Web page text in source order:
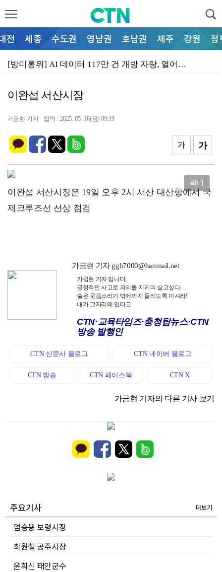
전 세종 수도권 영남권 호남권 제주 강원 정
[방미통위] AI 데이터 117만 건 개방 자랑, 열어…
폭염 경보 속 울진 달려간 원안위, 말뿐인 현장 점검
동의 버튼만 누르다 끝나는 개인정보, 국민 아이디어 공…
[정읍] 연예인 부르는건 수억, 매출은 6천만 원?
[나주] 소문난 로컬 리빙랩, 들춰보니 동네 플리마켓 …
가축 폭염 폐사 폭증, 대구엔 '현장 점검' 쇼
경주시, 관광객 폭증하는데 생색은 소폭 증편?
대구·경북, 법안 계류에 숟가락 얹나
이완섭 서산시장
가금현 기자 입력 : 2025. 05. 16(금) 09:19
가
가
확대
이완섭 서산시장은 19일 오후 2시 서산 대산항에서 국
제크루즈선 선상 점검
가금현 기자 ggh7000@hanmail.net
가금현 기자 입니다.
긍정적인 사고로 의리를 지키며 살고싶다.
술은 웃음소리가 밖에까지 들리도록 마셔라!
내가 그자리에 있다고
CTN·교육타임즈·충청탑뉴스·CTN
방송 발행인
CTN 신문사 블로그 CTN 네이버 블로그
CTN 방송 CTN 페이스북 CTN X
가금현 기자의 다른 기사 보기
주요기사 더보기
엄승용 보령시장
최원철 공주시장
윤희신 태안군수